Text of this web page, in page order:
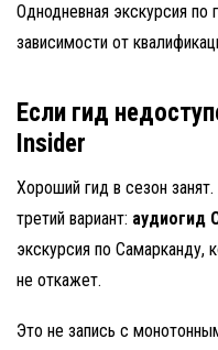
Однодневная экскурсия
зависимости от
Если гид
Insider
Хороший гид в сезон
третий вариант: аудиогид
экскурсия по Самарканду,
не откажет.
Это не запись с